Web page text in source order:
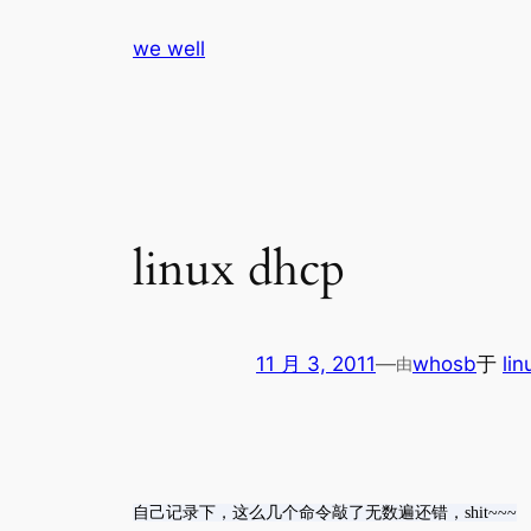
we well
linux dhcp
11 月 3, 2011—由whosb于
自己记录下，这么几个命令敲了无数遍还错，shit~~~